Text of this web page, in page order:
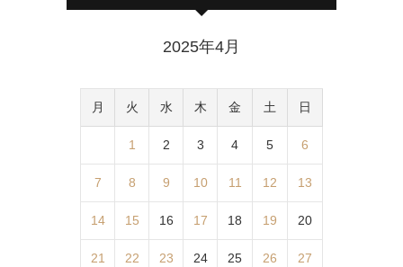
2025年4月
月 火 水 木 金 土 日
1 2 3 4 5 6
7 8 9 10 11 12 13
14 15 16 17 18 19 20
21 22 23 24 25 26 27